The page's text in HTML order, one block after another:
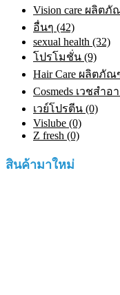
Vision care ผลิต
อื่นๆ (42)
sexual health (32)
โปรโมชั่น (9)
Hair Care ผลิตภั
Cosmeds เวชสําอ
เวย์โปรตีน (0)
Vislube (0)
Z fresh (0)
สินค้ามาใหม่